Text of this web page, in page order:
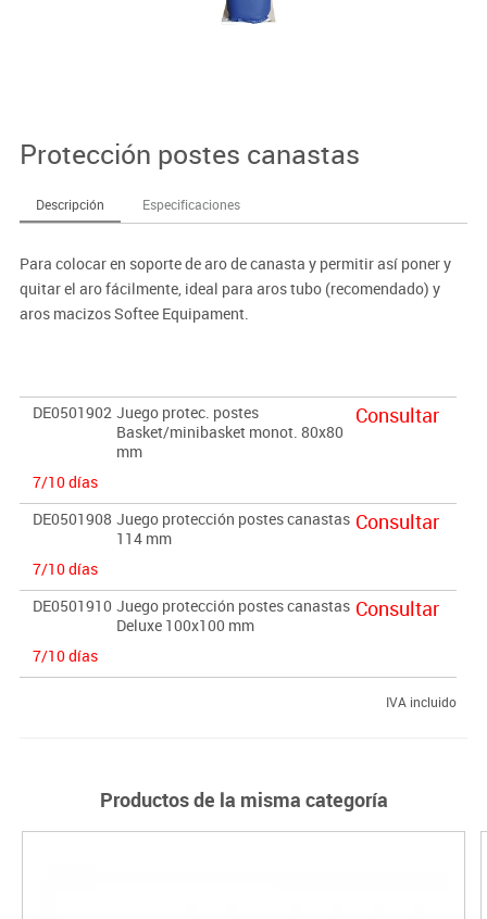
Protección postes canastas
Descripción Especificaciones
Para colocar en soporte de aro de canasta y permitir así poner y
quitar el aro fácilmente, ideal para aros tubo (recomendado) y
aros macizos Softee Equipament.
DE0501902 Juego protec. postes
Basket/minibasket monot. 80x80
mm
7/10 días
Consultar
DE0501908 Juego protección postes canastas
114 mm
7/10 días
Consultar
DE0501910 Juego protección postes canastas
Deluxe 100x100 mm
7/10 días
Consultar
IVA incluido
Productos de la misma categoría